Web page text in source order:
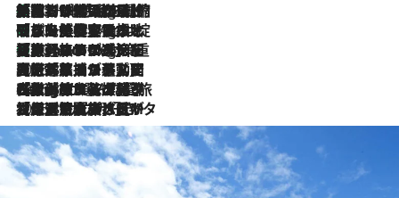
10 Hours Ago
「荷物が増えるほど旅ストレスは増す」美容ジャーナリストがたどり着いた最終結論。“化粧品を劇的に減らす”感動の凝縮美容とは
10 Hours Ago
「旅先には金髪ウィッグを持参」日本と同じメイクでは損してる!? 美容ジャーナリストが提案する“掟破りの旅美容”とは
10 Hours Ago
【厳選旅コスメ】「身軽さ＆UV対策重視！」ヘアアーティストshucoが選んだ夏旅ベストコスメを発表【Mサイズジップ】
2026.8.5
【厳選旅コスメ】国内をあちこち移動する河井菜摘が選んだ夏旅ベストコスメ発表！「リラックスアイテムはマスト」【Mサイズジップ】
2026.8.4
【厳選旅コスメ】「紫外線＆乾燥対策しながらメイク感も！」ヘア＆メイクGeorgeが選んだ夏旅ベストコスメを発表！【Mサイズジップ】
2026.8.3
【厳選旅コスメ】「保湿もタイパ重視！」“サウナ好き”タレント清水みさとが愛用する夏旅ベストコスメを発表！【Mサイズジップ】